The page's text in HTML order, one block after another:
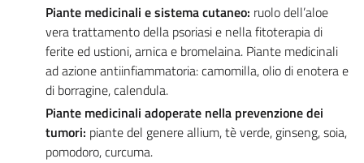
Piante medicinali esistema cutaneo: ruolo dell’aloe
vera trattamento della psoriasi e nella fitoterapia di
ferite ed ustioni, arnica e bromelaina. Piante medicinali
ad azione antiinfiammatoria: camomilla, olio di enotera e
di borragine, calendula.
Piante medicinali adoperate nella prevenzione dei
tumori: piante del genere allium, tè verde, ginseng, soia,
pomodoro, curcuma.